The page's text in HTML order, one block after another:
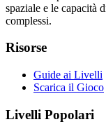
spaziale e le capacità
complessi.
Risorse
Guide ai Livelli
Scarica il Gioco
Livelli Popolari